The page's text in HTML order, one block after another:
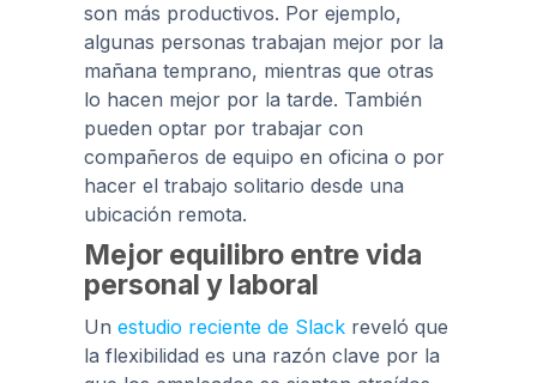
son más productivos. Por ejemplo,
algunas personas trabajan mejor por la
mañana temprano, mientras que otras
lo hacen mejor por la tarde. También
pueden optar por trabajar con
compañeros de equipo en oficina o por
hacer el trabajo solitario desde una
ubicación remota.
Mejor equilibro entre vida
personal y laboral
Un estudio reciente de Slack reveló que
la flexibilidad es una razón clave por la